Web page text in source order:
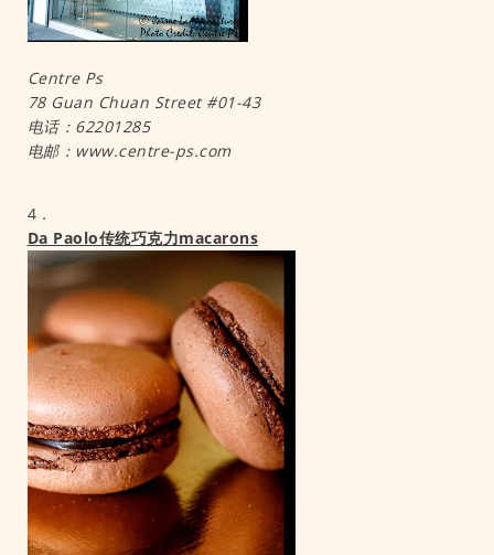
Centre Ps
78 Guan Chuan Street #01-43
电话：62201285
电邮：www.centre-ps.com
4．
Da Paolo传统巧克力macarons